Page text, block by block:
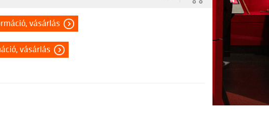
vásárlás
vásárlás